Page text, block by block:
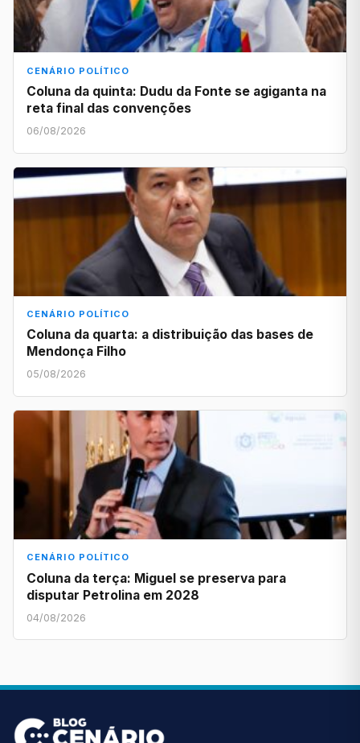
CENÁRIO POLÍTICO
Coluna da quinta: Dudu da Fonte se agiganta na
reta final das convenções
06/08/2026
CENÁRIO POLÍTICO
Coluna da quarta: a distribuição das bases de
Mendonça Filho
05/08/2026
CENÁRIO POLÍTICO
Coluna da terça: Miguel se preserva para
disputar Petrolina em 2028
04/08/2026